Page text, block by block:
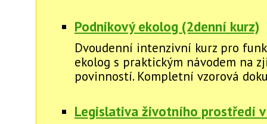
Podnikový ekolog (2denní kurz)
Dvoudenní intenzivní kurz pro
ekolog s praktickým návodem na
povinností. Kompletní vzorová
Legislativa životního prostředí